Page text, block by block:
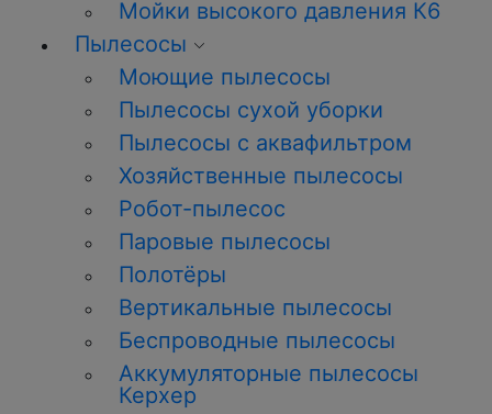
Мойки высокого давления К6
Пылесосы
Моющие пылесосы
Пылесосы сухой уборки
Пылесосы с аквафильтром
Хозяйственные пылесосы
Робот-пылесос
Паровые пылесосы
Полотёры
Вертикальные пылесосы
Беспроводные пылесосы
Аккумуляторные пылесосы
Керхер